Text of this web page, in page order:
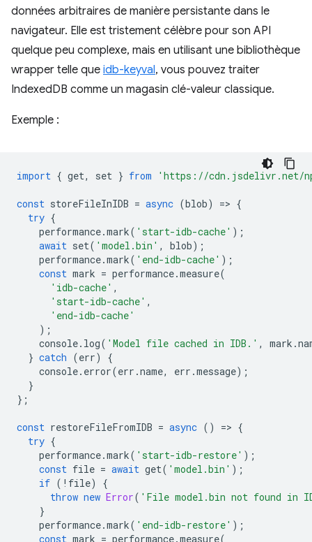
données arbitraires de manière persistante dans le
navigateur. Elle est tristement célèbre pour son API
quelque peu complexe, mais en utilisant une bibliothèque
wrapper telle que idb-keyval, vous pouvez traiter
IndexedDB comme un magasin clé-valeur classique.
Exemple :
import { get, set } from 'https://cdn.jsdelivr.net/
const storeFileInIDB = async (blob) => {
try {
performance.mark( 'start-idb-cache' );
await set( 'model.bin' , blob);
performance.mark( 'end-idb-cache' );
const mark = performance.measure(
'idb-cache' ,
'start-idb-cache' ,
'end-idb-cache'
);
console. log( 'Model file cached in IDB.' , mark .
} catch (err)
{
console. error(err .name, err .message);
}
};
const restoreFileFromIDB = async () => {
try {
performance.mark( 'start-idb-restore' );
const file = await get( 'model.bin' );
if ( ! file)
{
throw new Error( 'File model.bin not found in
}
performance.mark( 'end-idb-restore' );
const mark = performance.measure(